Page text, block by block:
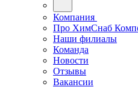
Компания
Про ХимСнаб
Наши филиалы
Команда
Новости
Отзывы
Вакансии